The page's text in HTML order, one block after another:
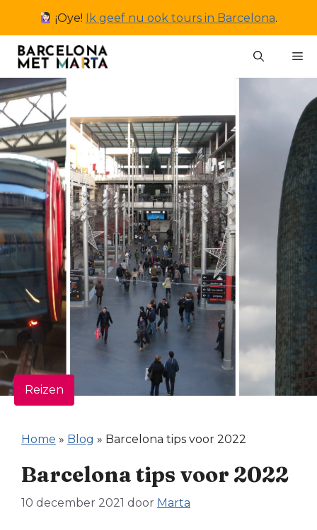
inhoud
¡Oye! Ik geef nu ook tours in Barcelona.
Reizen
Home » Blog » Barcelona tips voor 2022
Barcelona tips voor 2022
10 december 2021 door Marta